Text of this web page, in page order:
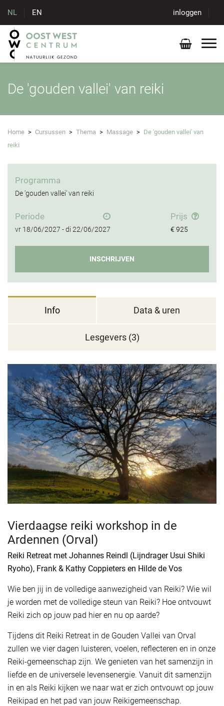
NL EN inloggen
De 'gouden vallei' van reiki
Home > Cursussen > Thema > Massage > De 'gouden vallei' van
reiki
Programma
De 'gouden vallei' van reiki
Periode
vr 18/06/2027 -di 22/06/2027
Prijs
€ 925
INSCHRIJVEN
Info Data & uren
Lesgevers (3)
Vierdaagse reiki workshop in de
Ardennen (Orval)
Reiki Retreat met Johannes Reindl (Lijndrager Usui Shiki
Ryoho), Frank & Kathy Coppieters en Hilde de Vos
Wie ben jij in de volledige aanwezigheid van Reiki? Wie wil
je worden met de volledige steun van Reiki? Hoe ontvouwt
Reiki zich op jouw pad hier en nu op aarde?
Tijdens dit Reiki Retreat in de Gouden Vallei van Orval
zullen we vier dagen luisteren, voelen, reflecteren en in onze
Reiki-gemeenschap zijn. We genieten van het samenzijn in
liefde en de universele levensenergie. Vanuit dit samenzijn
in en als Reiki kijken we naar wat er zich ontvouwt op jouw
Reikipad en het pad van jouw Reikigemeenschap.